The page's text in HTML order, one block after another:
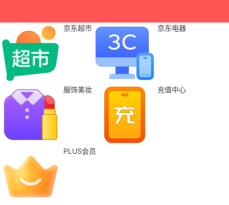
京东超市 京东电器
服饰美妆 充值中心
PLUS会员